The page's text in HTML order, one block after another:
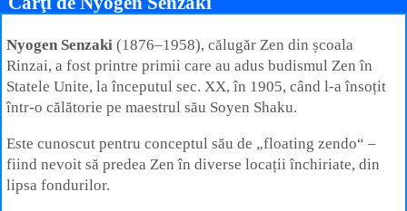
Nyogen Senzaki (1876–1958), călugăr Zen din școala
Rinzai, a fost printre primii care au adus budismul Zen în
Statele Unite, la începutul sec. XX, în 1905, când l-a însoțit
într-o călătorie pe maestrul său Soyen Shaku.
Este cunoscut pentru conceptul său de „floating zendo“ –
fiind nevoit să predea Zen în diverse locații închiriate, din
lipsa fondurilor.